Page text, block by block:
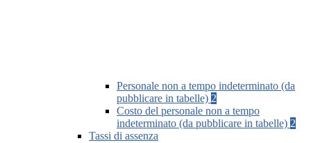
Personale non a tempo indeterminato (da
pubblicare in tabelle) 2
Costo del personale non a tempo
indeterminato (da pubblicare in tabelle) 2
Tassi di assenza